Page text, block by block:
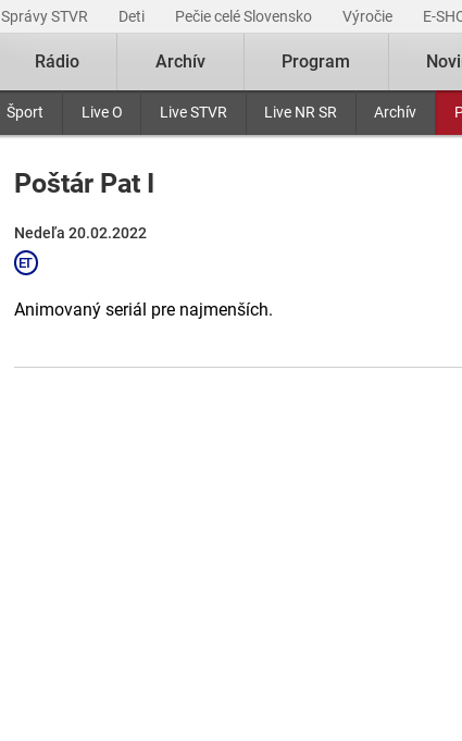
Správy STVR Deti Pečie celé Slovensko Výročie E-
Šport Live O Live STVR Live NR SR Archív
Rádio Archív Program
Poštár Pat I
Nedeľa 20.02.2022
Animovaný seriál pre najmenších.